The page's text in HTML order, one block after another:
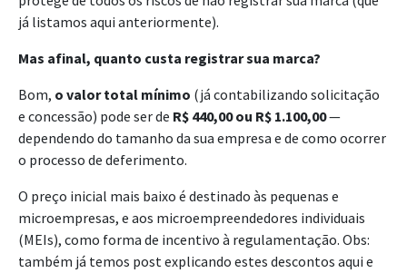
já listamos aqui anteriormente).
Mas afinal, quanto custa registrar sua marca?
Bom, o valor total mínimo (já contabilizando solicitação
e concessão) pode ser de R$ 440,00 ou R$ 1.100,00—
dependendo do tamanho da sua empresa e de como ocorrer
o processo de deferimento.
O preço inicial mais baixo é destinado às pequenas e
microempresas, e aos microempreendedores individuais
(MEIs), como forma de incentivo à regulamentação. Obs:
também já temos post explicando estes descontos aqui e